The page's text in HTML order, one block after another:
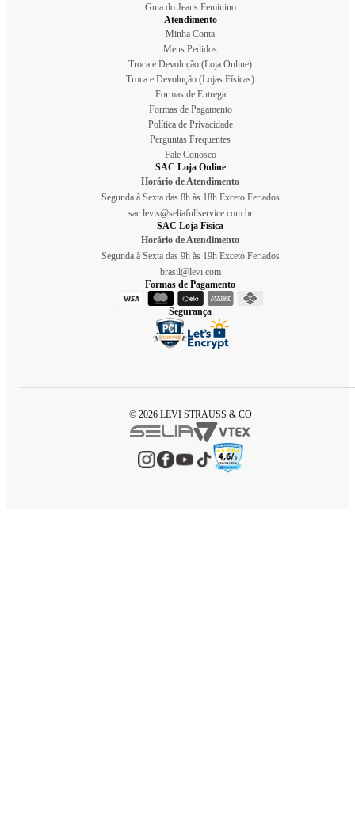
Guia do Jeans Feminino
Atendimento
Minha Conta
Meus Pedidos
Troca e Devolução (Loja Online)
Troca e Devolução (Lojas Físicas)
Formas de Entrega
Formas de Pagamento
Política de Privacidade
Perguntas Frequentes
Fale Conosco
SAC Loja Online
Horário de Atendimento
Segunda à Sexta das 8h às 18h Exceto Feriados
sac.levis@seliafullservice.com.br
SAC Loja Física
Horário de Atendimento
Segunda à Sexta das 9h às 19h Exceto Feriados
brasil@levi.com
Formas de Pagamento
Segurança
© 2026 LEVI STRAUSS & CO